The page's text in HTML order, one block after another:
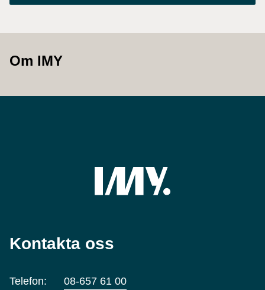
Om IMY
Kontakta oss
Telefon: 08-657 61 00